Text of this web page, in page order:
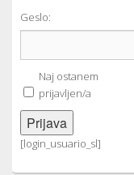
Geslo:
Naj ostanem
prijavljen/a
Prijava
[login_usuario_sl]